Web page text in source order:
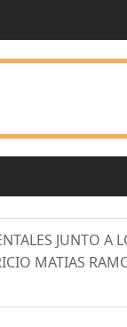
JUNTO A
MATIAS